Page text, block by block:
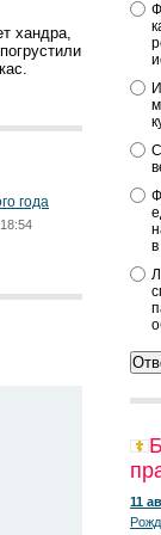
11
хандра,
года